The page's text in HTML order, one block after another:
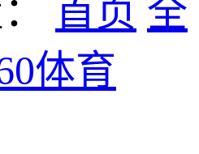
首页 全
体育